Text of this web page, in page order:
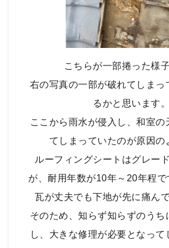
こちらが一部捲った様子
右の写真の一部が破れてしまっ
るかと思います。
ここから雨水が侵入し、和室の
てしまっていたのが原因の
ルーフィングシートはグレー
が、耐用年数が10年～20年程で
瓦が丈夫でも下地が先に痛ん
そのため、知らず知らずのうち
し、大きな修理が必要となって